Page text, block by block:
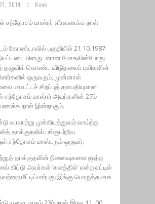
2014 News
சந்தோசம் மாஸ்ரர் வீரவணக்க நாள்
கோண்டாவில் பகுதியில் 21.10.1987
படையினருடனான மோதலின்போது
கொண்ட விடுதலைப் புலிகளின்
ஒருவரும், முன்னாள்
மாவட்டச் சிறப்புத் தளபதியுமான
மாஸ்ரர் அவர்களின் 27ம்
நாள் இன்றாகும்.
வரலாற்று முக்கியத்துவம் வாய்ந்த
தாக்குதலில் பங்குபற்றிய
சந்தோசம் மாஸ்டரும் ஒருவர்.
தாக்குதலின் நினைவுகளை மூத்த
கிட்டு அவர்கள் ‘களத்தில்’ என்ற ஏட்டில்
மீட்டிப்பார்பது இங்கு பொருத்தமாக